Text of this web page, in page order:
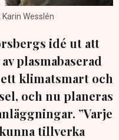
Wesslén
idé ut att
plasmabaserad
klimatsmart och
och nu planeras
”Varje
tillverka